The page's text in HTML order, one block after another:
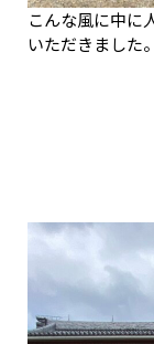
こんな風に中に
いただきました。